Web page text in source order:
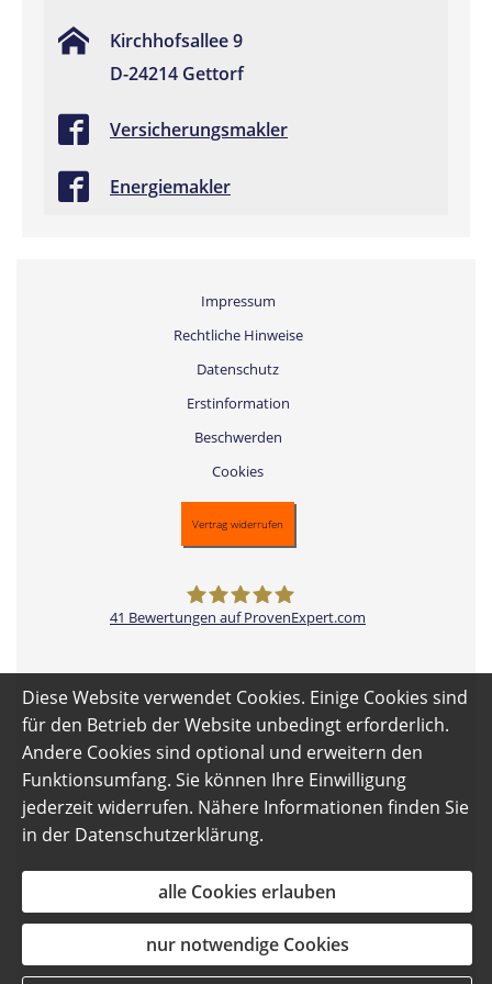
Kirchhofsallee 9
D-24214 Gettorf
Versicherungsmakler
Energiemakler
Impressum
Rechtliche Hinweise
Datenschutz
Erstinformation
Beschwerden
Cookies
Vertrag widerrufen
Thomas Pantzek
41 Bewertungen auf ProvenExpert.com
Diese Website verwendet Cookies. Einige Cookies sind
für den Betrieb der Website unbedingt erforderlich.
Andere Cookies sind optional und erweitern den
Funktionsumfang. Sie können Ihre Einwilligung
jederzeit widerrufen. Nähere Informationen finden Sie
in der Datenschutzerklärung.
alle Cookies erlauben
nur notwendige Cookies